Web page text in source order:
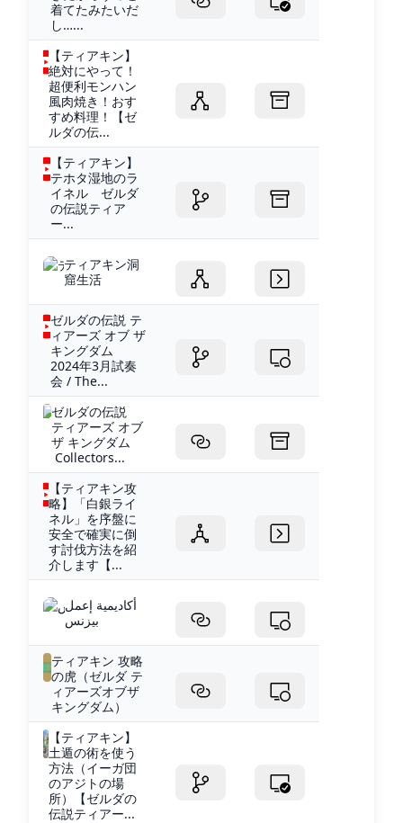
着てたみたいだ
し…...
【ティアキン】
絶対にやって！
超便利モンハン
風肉焼き！おす
すめ料理！【ゼ
ルダの伝...
【ティアキン】
テホタ湿地のラ
イネル ゼルダ
の伝説ティア
ー...
ティアキン洞
窟生活
ゼルダの伝説 テ
ィアーズ オブ ザ
キングダム
2024年3月試奏
会 / The...
ゼルダの伝説
ティアーズ オブ
ザ キングダム
Collectors...
【ティアキン攻
略】「白銀ライ
ネル」を序盤に
安全で確実に倒
す討伐方法を紹
介します【...
أكاديمية إعمل
بيزنس
ティアキン 攻略
の虎（ゼルダ テ
ィアーズオブザ
キングダム）
【ティアキン】
土遁の術を使う
方法（イーガ団
のアジトの場
所）【ゼルダの
伝説ティアー...